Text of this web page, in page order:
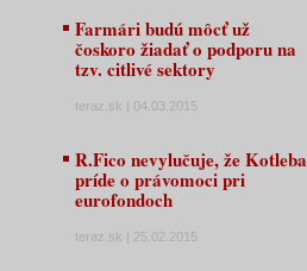
Farmári budú môcť už
čoskoro žiadať o podporu na
tzv. citlivé sektory
teraz.sk | 04.03.2015
R.Fico nevylučuje, že Kotleba
príde o právomoci pri
eurofondoch
teraz.sk | 25.02.2015